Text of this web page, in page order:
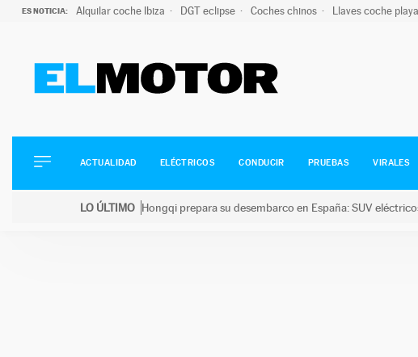
ES NOTICIA: Alquilar coche Ibiza DGT eclipse Coches chinos Llaves coche playa
ELÉCTRICOS
CONDUCIR
ACTUALIDAD ELÉCTRICOS CONDUCIR PRUEBAS VIRALES
LO ÚLTIMO Hongqi prepara su desembarco en España: SUV